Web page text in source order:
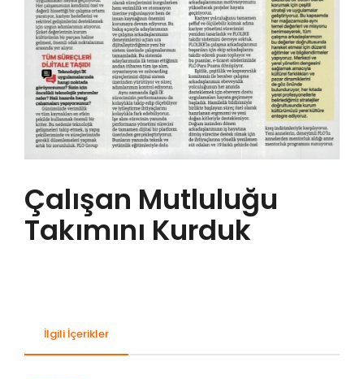
İLETIŞIM
Çalışan Mutluluğu
Takımını Kurduk
İlgili İçerikler